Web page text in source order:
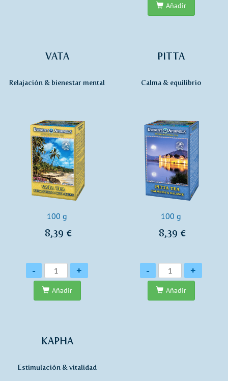
Añadir
VATA
Relajación & bienestar mental
100 g
8,39 €
Cantidad
- +
Añadir
PITTA
Calma & equilibrio
100 g
8,39 €
Cantidad
- +
Añadir
KAPHA
Estimulación & vitalidad